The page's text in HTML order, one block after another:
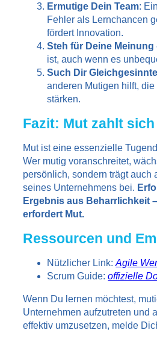
Ermutige Dein Team:
Fehler als Lernchancen
fördert Innovation.
Steh für Deine Meinung
ist, auch wenn es
Such Dir Gleichgesinnte
anderen Mutigen hilft,
stärken.
Fazit: Mut zahlt
Mut ist eine essenzielle
Wer mutig voranschreitet,
persönlich, sondern trägt auch
seines Unternehmens bei.
Ergebnis aus Beharrlichkeit
erfordert Mut.
Ressourcen und
Nützlicher Link:Agile
Scrum Guide:offizielle
Wenn Du lernen möchtest,
Unternehmen aufzutreten und
effektiv umzusetzen, melde